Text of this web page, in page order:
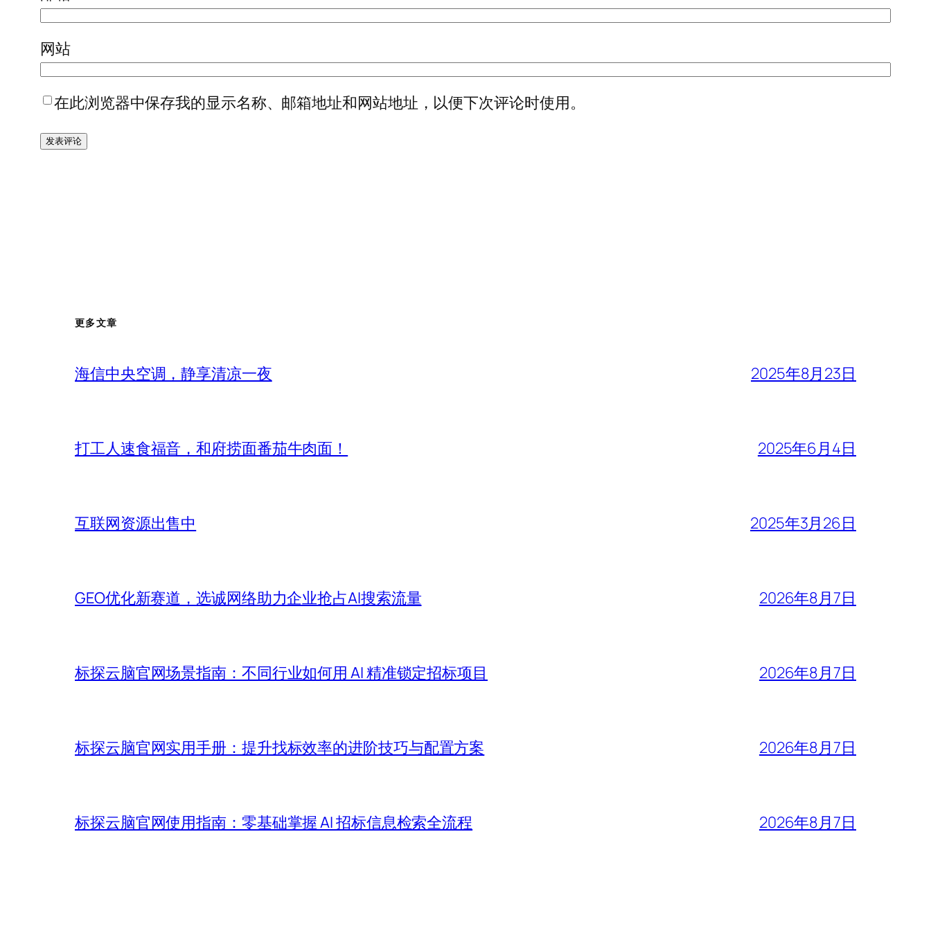
网站
在此浏览器中保存我的显示名称、邮箱地址和网站地址，以便下次评论时使用。
更多文章
海信中央空调，静享清凉一夜 2025年8月23日
打工人速食福音，和府捞面番茄牛肉面！ 2025年6月4日
互联网资源出售中 2025年3月26日
GEO优化新赛道，选诚网络助力企业抢占AI搜索流量 2026年8月7日
标探云脑官网场景指南：不同行业如何用 AI 精准锁定招标项目 2026年8月7日
标探云脑官网实用手册：提升找标效率的进阶技巧与配置方案 2026年8月7日
标探云脑官网使用指南：零基础掌握 AI 招标信息检索全流程 2026年8月7日